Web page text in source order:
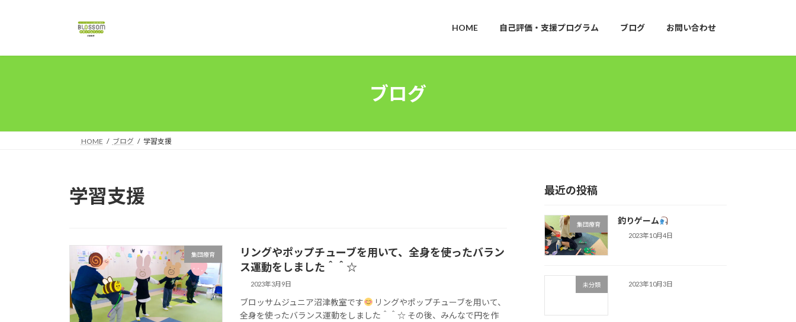
プ
動
HOME 自己評価・支援プログラム ブログ お問い合わせ
ブログ
HOME ブログ 学習支援
学習支援
集団療育
リングやポップチューブを用いて、全身を使ったバラン
ス運動をしました＾＾☆
2023年3月9日
ブロッサムジュニア沼津教室です
リングやポップチューブを用いて、
全身を使ったバランス運動をしました＾＾☆ その後、みんなで円を作
最近の投稿
集団療育 釣りゲーム
2023年10月4日
未分類 2023年10月3日